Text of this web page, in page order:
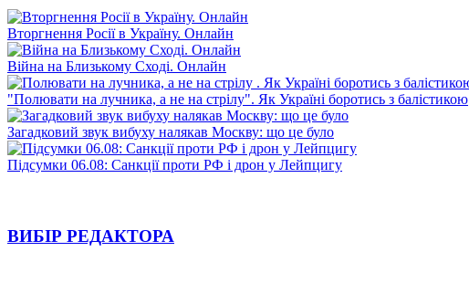
Вторгнення Росії в Україну. Онлайн
Війна на Близькому Сході. Онлайн
"Полювати на лучника, а не на стрілу". Як Україні боротись з балістикою
Загадковий звук вибуху налякав Москву: що це було
Підсумки 06.08: Санкції проти РФ і дрон у Лейпцигу
ВИБІР РЕДАКТОРА